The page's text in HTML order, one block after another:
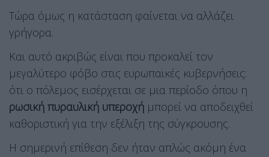
Τώρα όμως η κατάσταση φαίνεται να αλλάζει
γρήγορα.
Και αυτό ακριβώς είναι που προκαλεί τον
μεγαλύτερο φόβο στις ευρωπαϊκές κυβερνήσεις:
ότι ο πόλεμος εισέρχεται σε μια περίοδο όπου η
ρωσική πυραυλική υπεροχή μπορεί να αποδειχθεί
καθοριστική για την εξέλιξη της σύγκρουσης.
Η σημερινή επίθεση δεν ήταν απλώς ακόμη ένα